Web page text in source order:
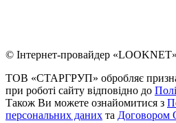
© Інтернет-провайдер
ТОВ «СТАРГРУП» обробляє
при роботі сайту відповідно до
Також Ви можете ознайомитися з
персональних даних та Договором